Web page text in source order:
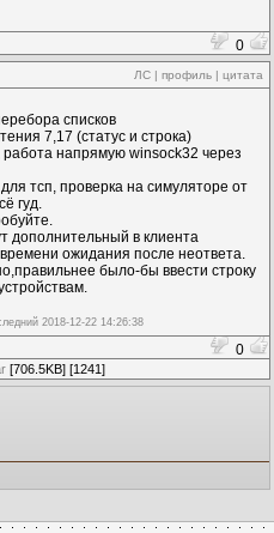
0
ЛС | профиль | цитата
списков
7,17 (статус и строка)
работа напрямую winsock32 через
тсп, проверка на симуляторе от
гуд.
дополнительный в клиента
ожидания после неответа.
было-бы ввести строку
2018-12-22 14:26:38
0
[706.5KB] [1241]